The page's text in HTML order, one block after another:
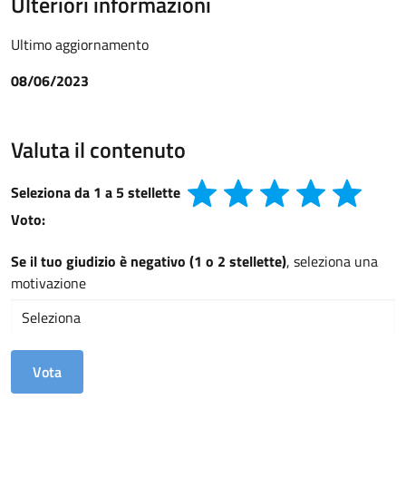
Ultimo aggiornamento
08/06/2023
Valuta il contenuto
Seleziona da 1 a 5 stellette
Voto:
Se il tuo giudizio è negativo (1 o 2 stellette), seleziona una
motivazione